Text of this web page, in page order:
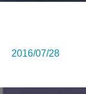
2016/07/28